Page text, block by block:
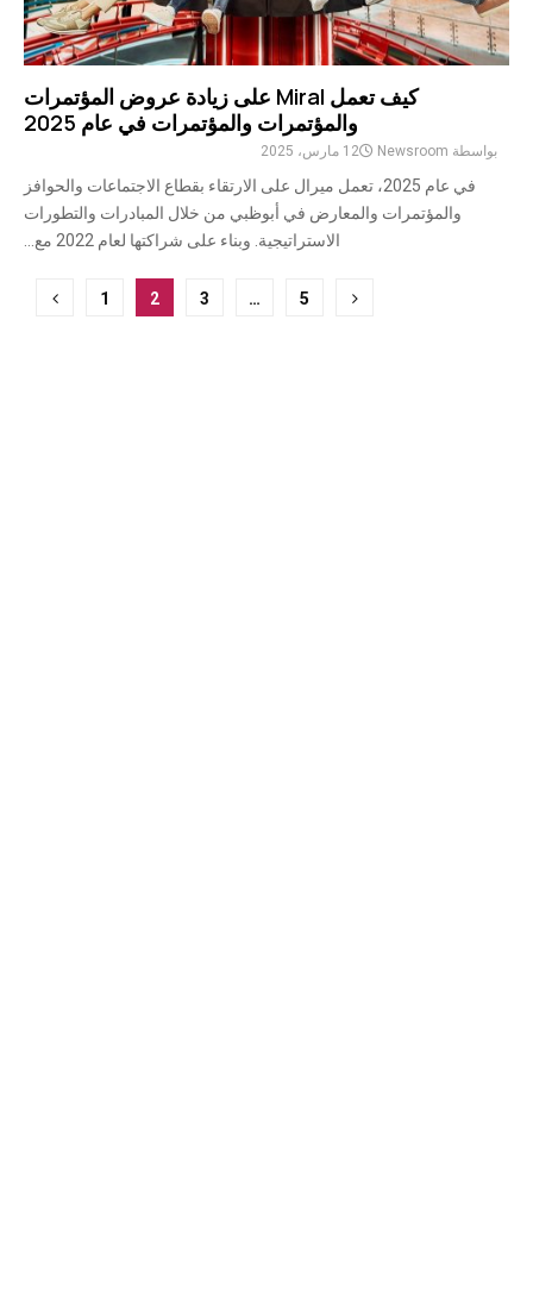
كيف تعمل Miral على زيادة عروض المؤتمرات
والمؤتمرات والمؤتمرات في عام 2025
بواسطة Newsroom 12 مارس، 2025
في عام 2025، تعمل ميرال على الارتقاء بقطاع الاجتماعات والحوافز
والمؤتمرات والمعارض في أبوظبي من خلال المبادرات والتطورات
الاستراتيجية. وبناء على شراكتها لعام 2022 مع...
1 2 3 … 5